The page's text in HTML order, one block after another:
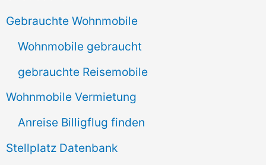
n
Gebrauchte Wohnmobile
Wohnmobile gebraucht
gebrauchte Reisemobile
Wohnmobile Vermietung
Anreise Billigflug finden
Stellplatz Datenbank